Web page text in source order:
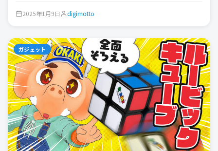
2025年1月9日 digimotto
ガジェット